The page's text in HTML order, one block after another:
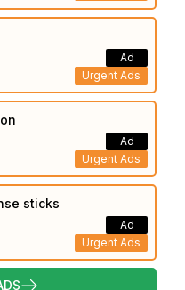
Urgent Ads
Ad
Urgent Ads
Ad
sticks
Urgent Ads
Ad